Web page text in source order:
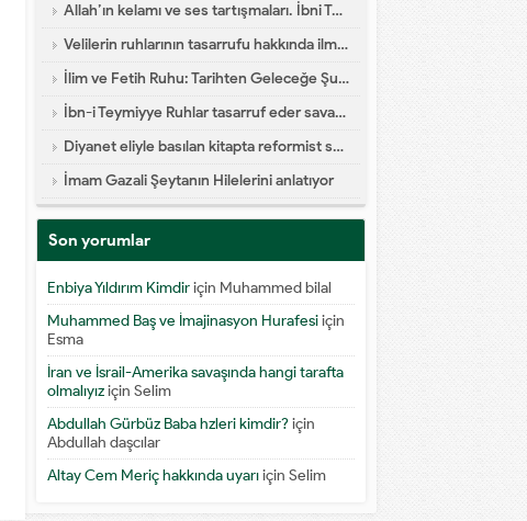
Allah’ın kelamı ve ses tartışmaları. İbni Teymiyye dalaleti
Velilerin ruhlarının tasarrufu hakkında ilmi yazı
İlim ve Fetih Ruhu: Tarihten Geleceğe Şuur Köprüsü
İbn-i Teymiyye Ruhlar tasarruf eder savaşa katılır diyor
Diyanet eliyle basılan kitapta reformist skandal
İmam Gazali Şeytanın Hilelerini anlatıyor
Son yorumlar
Enbiya Yıldırım Kimdiriçin Muhammed bilal
Muhammed Baş ve İmajinasyon Hurafesiiçin
Esma
İran ve İsrail-Amerika savaşında hangi tarafta
olmalıyıziçin Selim
Abdullah Gürbüz Baba hzleri kimdir?için
Abdullah daşcılar
Altay Cem Meriç hakkında uyarıiçin Selim